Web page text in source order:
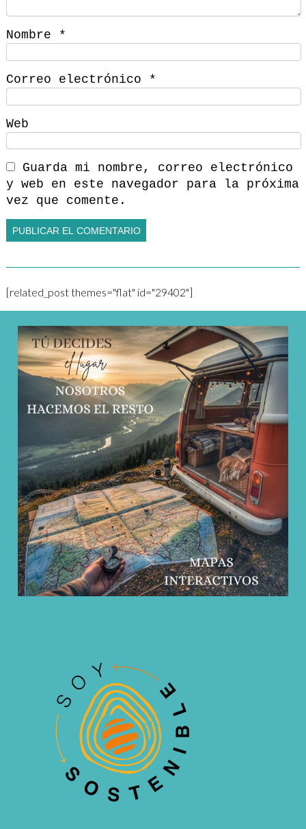
Nombre *
Correo electrónico *
Web
Guarda mi nombre, correo electrónico
y web en este navegador para la próxima
vez que comente.
[related_post themes="flat" id="29402"]